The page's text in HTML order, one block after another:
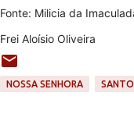
Fonte: Milicia da
Frei Aloísio Oliveira
NOSSA SENHORA